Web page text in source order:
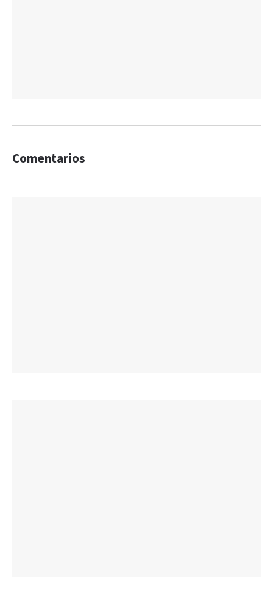
Comentarios